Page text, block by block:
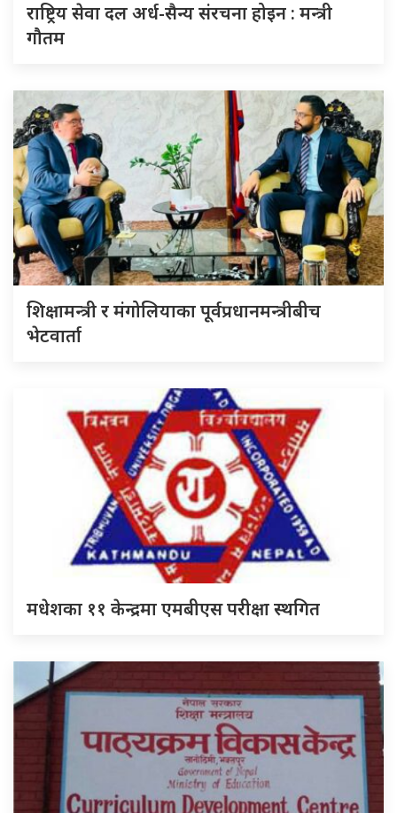
राष्ट्रिय सेवा दल अर्ध-सैन्य संरचना होइन : मन्त्री
गौतम
शिक्षामन्त्री र मंगोलियाका पूर्वप्रधानमन्त्रीबीच
भेटवार्ता
मधेशका ११ केन्द्रमा एमबीएस परीक्षा स्थगित